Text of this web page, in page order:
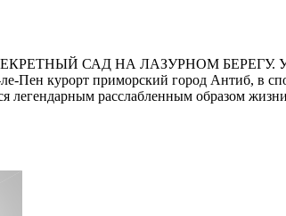
САД НА ЛАЗУРНОМ БЕРЕГУ.
Пен курорт приморский город Антиб, в
легендарным расслабленным образом